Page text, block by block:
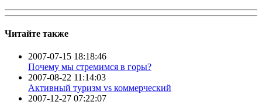
Читайте также
2007-07-15 18:18:46
Почему мы стремимся в горы?
2007-08-22 11:14:03
Активный туризм vs коммерческий
2007-12-27 07:22:07